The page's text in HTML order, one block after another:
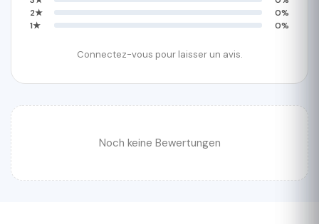
2★
0%
1★
0%
Connectez-vous pour laisser un avis.
Noch keine Bewertungen